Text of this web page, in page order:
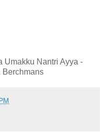
Umakku Nantri Ayya -
Berchmans